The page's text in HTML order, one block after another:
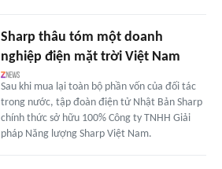
Sharp thâu tóm một doanh
nghiệp điện mặt trời Việt Nam
Sau khi mua lại toàn bộ phần vốn của đối tác
trong nước, tập đoàn điện tử Nhật Bản Sharp
chính thức sở hữu 100% Công ty TNHH Giải
pháp Năng lượng Sharp Việt Nam.